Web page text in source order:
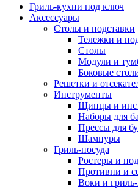
Гриль-кухни под ключ
Аксессуары
Столы и подставки
Тележки и
Столы
Модули и
Боковые
Решетки и
Инструменты
Щипцы и
Наборы для
Прессы для
Шампуры
Гриль-посуда
Ростеры и
Противни и
Воки и гриль-